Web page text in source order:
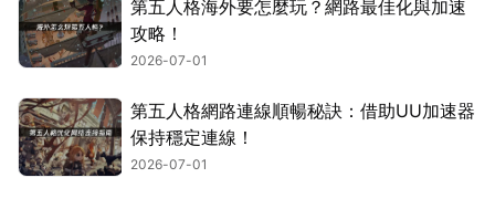
第五人格海外要怎麼玩？網路最佳化與加速
攻略！
2026-07-01
第五人格網路連線順暢秘訣：借助UU加速器
保持穩定連線！
2026-07-01